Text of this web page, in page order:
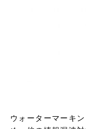
ウォーターマーキ